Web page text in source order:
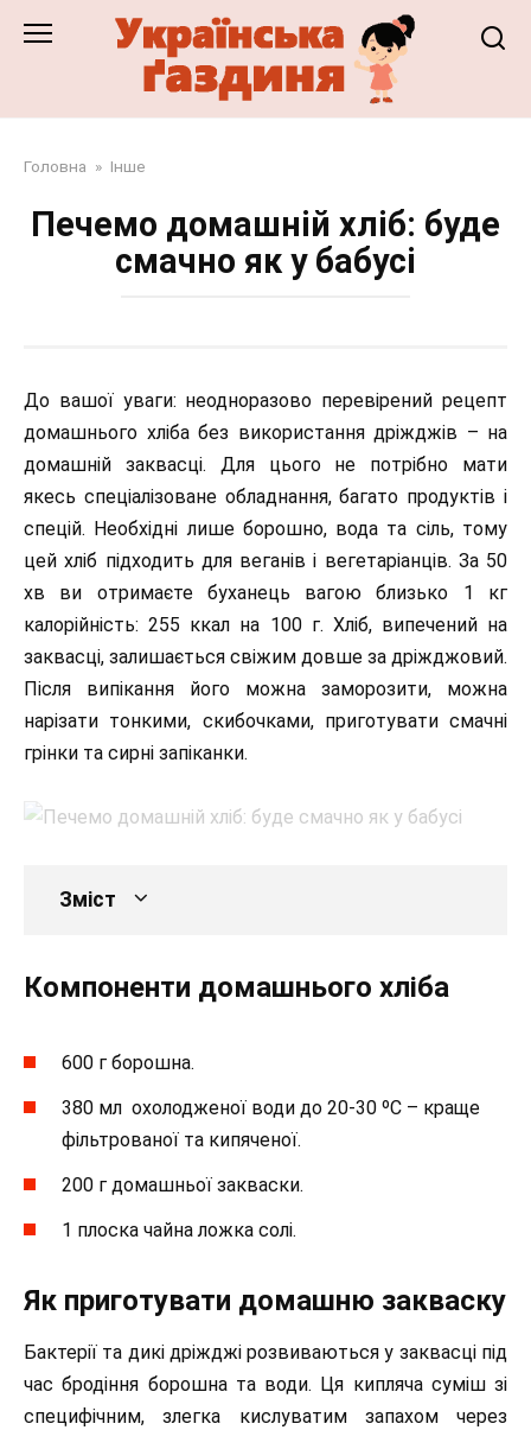
Головна » Інше
Печемо домашній хліб: буде
смачно як у бабусі
До вашої уваги: неодноразово перевірений рецепт
домашнього хліба без використання дріжджів – на
домашній заквасці. Для цього не потрібно мати
якесь спеціалізоване обладнання, багато продуктів і
спецій. Необхідні лише борошно, вода та сіль, тому
цей хліб підходить для веганів і вегетаріанців. За 50
хв ви отримаєте буханець вагою близько 1 кг
калорійність: 255 ккал на 100 г. Хліб, випечений на
заквасці, залишається свіжим довше за дріжджовий.
Після випікання його можна заморозити, можна
нарізати тонкими, скибочками, приготувати смачні
грінки та сирні запіканки.
Зміст
Компоненти домашнього хліба
600 г борошна.
380 мл охолодженої води до 20-30 ºС – краще
фільтрованої та кипяченої.
200 г домашньої закваски.
1 плоска чайна ложка солі.
Як приготувати домашню закваску
Бактерії та дикі дріжджі розвиваються у заквасці під
час бродіння борошна та води. Ця кипляча суміш зі
специфічним, злегка кислуватим запахом через